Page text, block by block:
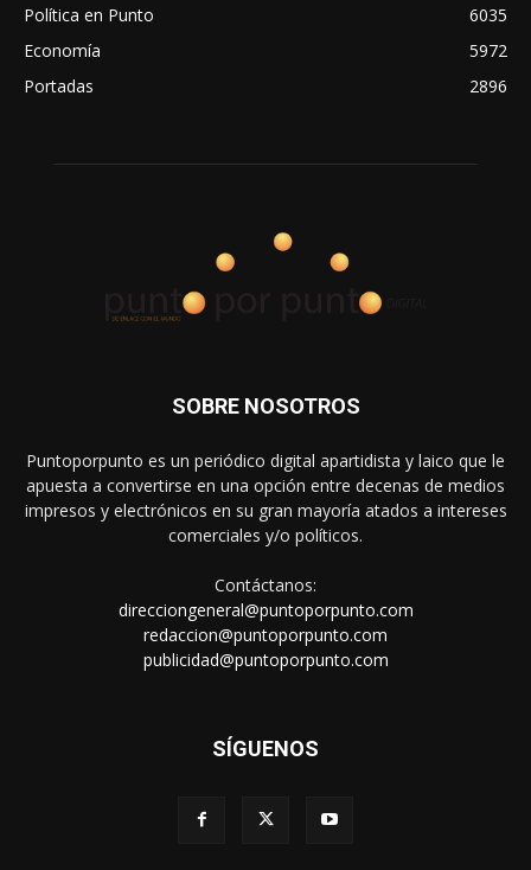
Política en Punto
6035
Economía
5972
Portadas
2896
SOBRE NOSOTROS
Puntoporpunto es un periódico digital apartidista y laico que le
apuesta a convertirse en una opción entre decenas de medios
impresos y electrónicos en su gran mayoría atados a intereses
comerciales y/o políticos.
Contáctanos:
direcciongeneral@puntoporpunto.com
redaccion@puntoporpunto.com
publicidad@puntoporpunto.com
SÍGUENOS